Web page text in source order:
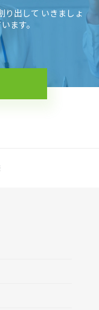
り出して いきましょ
ます。